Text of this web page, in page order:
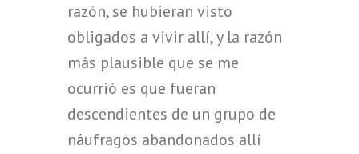
razón, se hubieran visto
obligados a vivir allí, y la razón
más plausible que se me
ocurrió es que fueran
descendientes de un grupo de
náufragos abandonados allí